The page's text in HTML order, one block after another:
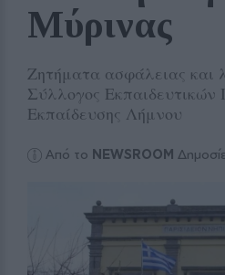
Μύρινας
Ζητήματα ασφάλειας και
Σύλλογος Εκπαιδευτικών
Εκπαίδευσης Λήμνου
Από το NEWSROOM